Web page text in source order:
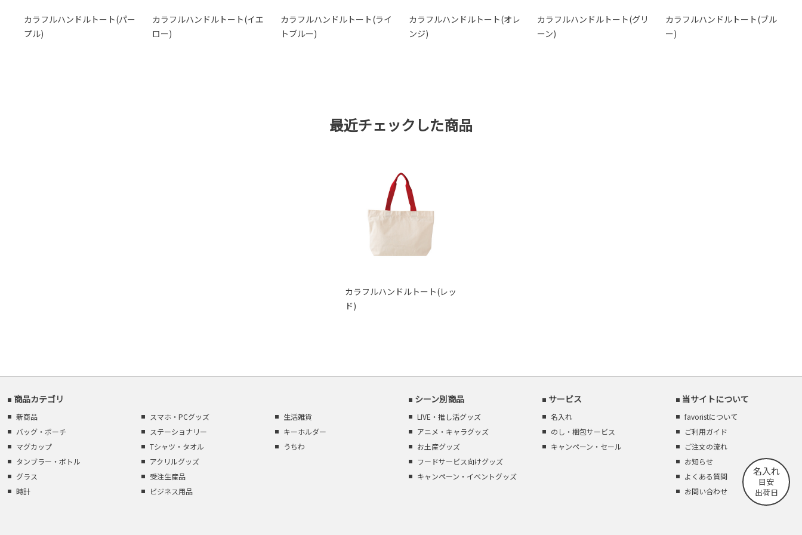
カラフルハンドルトート(パー
プル)
カラフルハンドルトート(イエ
ロー)
カラフルハンドルトート(ライ
トブルー)
カラフルハンドルトート(オレ
ンジ)
カラフルハンドルトート(グリ
ーン)
カラフルハンドルトート(ブル
ー)
最近チェックした商品
カラフルハンドルトート(レッ
ド)
商品カテゴリ
新商品
バッグ・ポーチ
マグカップ
タンブラー・ボトル
グラス
時計
スマホ・PCグッズ
ステーショナリー
Tシャツ・タオル
アクリルグッズ
受注生産品
ビジネス用品
生活雑貨
キーホルダー
うちわ
シーン別商品
LIVE・推し活グッズ
アニメ・キャラグッズ
お土産グッズ
フードサービス向けグッズ
キャンペーン・イベントグッズ
サービス
名入れ
のし・梱包サービス
キャンペーン・セール
当サイトについて
favoristについて
ご利用ガイド
ご注文の流れ
お知らせ
よくある質問
お問い合わせ
名入れ
目安
出荷日